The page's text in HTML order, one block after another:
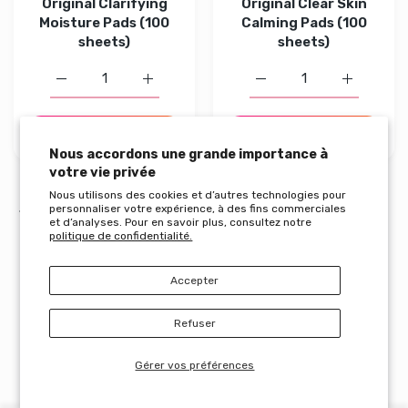
Nous accordons une grande importance à
votre vie privée
Nous utilisons des cookies et d’autres technologies pour
personnaliser votre expérience, à des fins commerciales
et d’analyses. Pour en savoir plus, consultez notre
politique de confidentialité.
Gérer vos préférences
Accepter
Refuser
Original Clarifying
Moisture Pads (100
sheets)
Augmenter la quantité de COSRX One
Augmenter la quantité de COSRX One Step Original
Original Clear Skin
Calming Pads (100
sheets)
Augmenter la quantité
Page précédente 1 … 5 6 7 8
L'UNIVERS DE LA K-BEAUTY